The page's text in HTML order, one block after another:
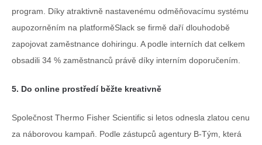
program. Díky atraktivně nastavenému odměňovacímu systému
aupozorněním na platforměSlack se firmě daří dlouhodobě
zapojovat zaměstnance dohiringu. A podle interních dat celkem
obsadili 34 % zaměstnanců právě díky interním doporučením.
5. Do online prostředí běžte kreativně
Společnost Thermo Fisher Scientific si letos odnesla zlatou cenu
za náborovou kampaň. Podle zástupců agentury B-Tým, která